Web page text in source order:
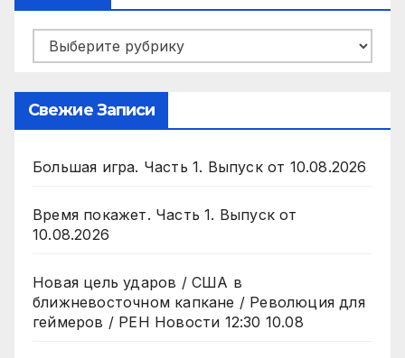
Рубрики
Свежие Записи
Большая игра. Часть 1. Выпуск от 10.08.2026
Время покажет. Часть 1. Выпуск от
10.08.2026
Новая цель ударов / США в
ближневосточном капкане / Революция для
геймеров / РЕН Новости 12:30 10.08